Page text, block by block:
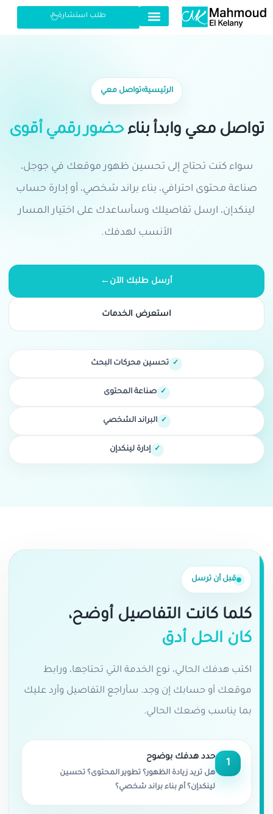
طلب استشارة
الرئيسية›تواصل معي
تواصل معي وابدأ بناءحضور رقمي أقوى
سواء كنت تحتاج إلى تحسين ظهور موقعك في جوجل،
صناعة محتوى احترافي، بناء براند شخصي، أو إدارة حساب
لينكدإن، ارسل تفاصيلك وسأساعدك على اختيار المسار
الأنسب لهدفك.
أرسل طلبك الآن ←
استعرض الخدمات
تحسين محركات البحث
صناعة المحتوى
البراند الشخصي
إدارة لينكدإن
قبل أن ترسل
كلما كانت التفاصيل أوضح،
كان الحل أدق
اكتب هدفك الحالي، نوع الخدمة التي تحتاجها، ورابط
موقعك أو حسابك إن وجد. سأراجع التفاصيل وأرد عليك
بما يناسب وضعك الحالي.
1
حدد هدفك بوضوح
هل تريد زيادة الظهور؟ تطوير المحتوى؟ تحسين
لينكدإن؟ أم بناء براند شخصي؟